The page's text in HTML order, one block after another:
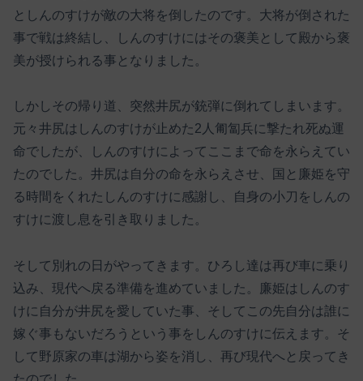
としんのすけが敵の大将を倒したのです。大将が倒された
事で戦は終結し、しんのすけにはその褒美として殿から褒
美が授けられる事となりました。
しかしその帰り道、突然井尻が銃弾に倒れてしまいます。
元々井尻はしんのすけが止めた2人匍匐兵に撃たれ死ぬ運
命でしたが、しんのすけによってここまで命を永らえてい
たのでした。井尻は自分の命を永らえさせ、国と廉姫を守
る時間をくれたしんのすけに感謝し、自身の小刀をしんの
すけに渡し息を引き取りました。
そして別れの日がやってきます。ひろし達は再び車に乗り
込み、現代へ戻る準備を進めていました。廉姫はしんのす
けに自分が井尻を愛していた事、そしてこの先自分は誰に
嫁ぐ事もないだろうという事をしんのすけに伝えます。そ
して野原家の車は湖から姿を消し、再び現代へと戻ってき